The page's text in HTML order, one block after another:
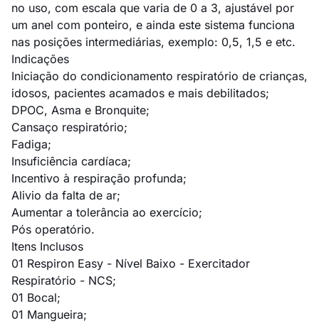
no uso, com escala que varia de 0 a 3, ajustável por
um anel com ponteiro, e ainda este sistema funciona
nas posições intermediárias, exemplo: 0,5, 1,5 e etc.
Indicações
Iniciação do condicionamento respiratório de crianças,
idosos, pacientes acamados e mais debilitados;
DPOC, Asma e Bronquite;
Cansaço respiratório;
Fadiga;
Insuficiência cardíaca;
Incentivo à respiração profunda;
Alivio da falta de ar;
Aumentar a tolerância ao exercício;
Pós operatório.
Itens Inclusos
01 Respiron Easy - Nível Baixo - Exercitador
Respiratório - NCS;
01 Bocal;
01 Mangueira;